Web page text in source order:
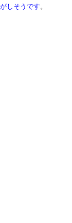
しそうです。